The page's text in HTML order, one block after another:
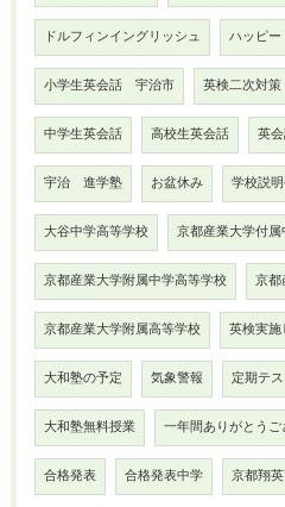
ドルフィンイングリッシュ ハッピ
小学生英会話 宇治市 英検二次対策
中学生英会話 高校生英会話 英
宇治 進学塾 お盆休み 学校説
大谷中学高等学校 京都産業大学付
京都産業大学附属中学高等学校 京
京都産業大学附属高等学校 英検実
大和塾の予定 気象警報 定期テ
大和塾無料授業 一年間ありがとう
合格発表 合格発表中学 京都翔